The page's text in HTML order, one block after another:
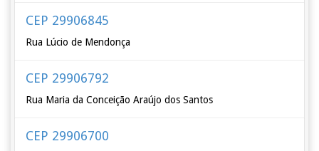
CEP 29906845
Rua Lúcio de Mendonça
CEP 29906792
Rua Maria da Conceição Araújo dos Santos
CEP 29906700